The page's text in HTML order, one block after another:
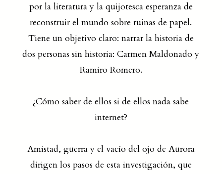
por la literatura y la quijotesca esperanza de
reconstruir el mundo sobre ruinas de papel.
Tiene un objetivo claro: narrar la historia de
dos personas sin historia: Carmen Maldonado y
Ramiro Romero.
¿Cómo saber de ellos si de ellos nada sabe
internet?
Amistad, guerra y el vacío del ojo de Aurora
dirigen los pasos de esta investigación, que